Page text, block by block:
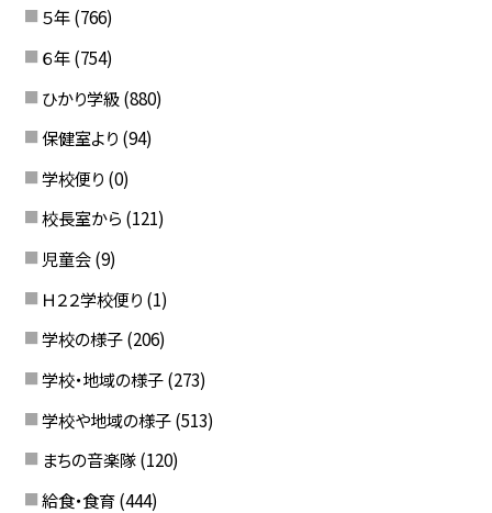
５年 (766)
６年 (754)
ひかり学級 (880)
保健室より (94)
学校便り (0)
校長室から (121)
児童会 (9)
Ｈ２２学校便り (1)
学校の様子 (206)
学校・地域の様子 (273)
学校や地域の様子 (513)
まちの音楽隊 (120)
給食・食育 (444)